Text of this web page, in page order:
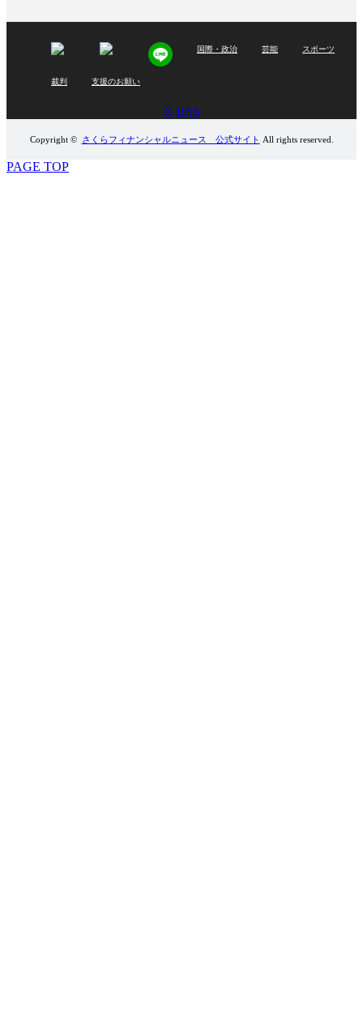
国際・政治 芸能 スポーツ
裁判 支援のお願い
X RSS
Copyright © さくらフィナンシャルニュース 公式サイト All rights reserved.
PAGE TOP